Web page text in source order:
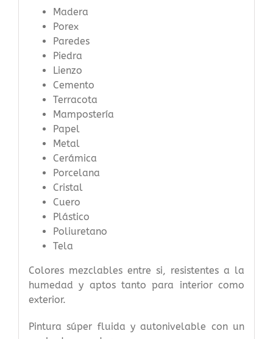
Madera
Porex
Paredes
Piedra
Lienzo
Cemento
Terracota
Mampostería
Papel
Metal
Cerámica
Porcelana
Cristal
Cuero
Plástico
Poliuretano
Tela
Colores mezclables entre si, resistentes a la
humedad y aptos tanto para interior como
exterior.
Pintura súper fluida y autonivelable con un